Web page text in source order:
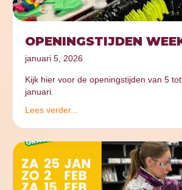
OPENINGSTIJDEN
januari 5, 2026
Kijk hier voor de openingstijden van 5
januari.
Lees verder...